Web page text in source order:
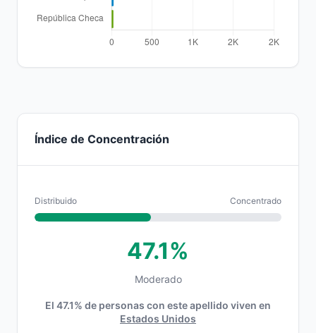
Índice de Concentración
Distribuido Concentrado
47.1%
Moderado
El 47.1% de personas con este apellido viven en
Estados Unidos